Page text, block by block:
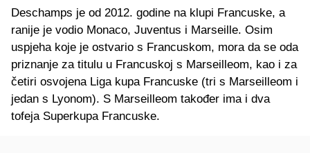
Deschamps je od 2012. godine na klupi Francuske, a
ranije je vodio Monaco, Juventus i Marseille. Osim
uspjeha koje je ostvario s Francuskom, mora da se oda
priznanje za titulu u Francuskoj s Marseilleom, kao i za
četiri osvojena Liga kupa Francuske (tri s Marseilleom i
jedan s Lyonom). S Marseilleom također ima i dva
tofeja Superkupa Francuske.